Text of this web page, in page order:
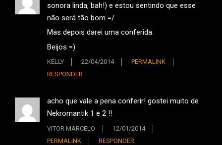
sonora linda, bah!) e estou sentindo que esse
não será tão bom =/
Mas depois darei uma conferida.
Beijos =)
KELLY 22/04/2014
PERMALINK
RESPONDER
acho que vale a pena conferir! gostei muito de
Nekromantik 1 e 2 !!
VITOR MARCELO
12/01/2014
PERMALINK
RESPONDER